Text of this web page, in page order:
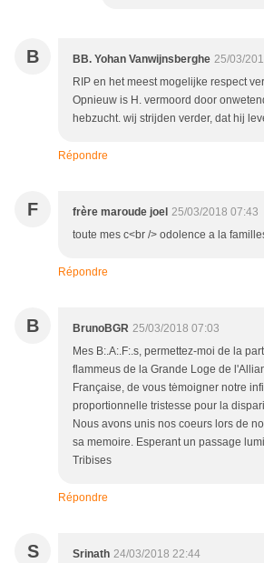
B BB. Yohan Vanwijnsberghe 25/03/
RIP en het meest mogelijke respect
Opnieuw is H. vermoord door
hebzucht. wij strijden verder, dat hij
Répondre
F frère maroude joel 25/03/2018 07:43
toute mes c<br /> odolence a la
Répondre
B BrunoBGR 25/03/2018 07:03
Mes B:.A:.F:.s, permettez-moi de la
flammeus de la Grande Loge de
Française, de vous tėmoigner notre
proportionnelle tristesse pour la
Nous avons unis nos coeurs lors de
sa memoire. Esperant un passage
Tribises
Répondre
S Srinath 24/03/2018 22:44